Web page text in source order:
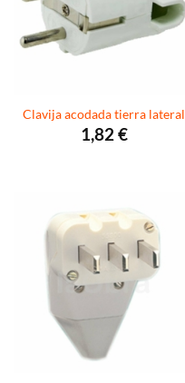
Clavija acodada tierra lateral
1,82 €